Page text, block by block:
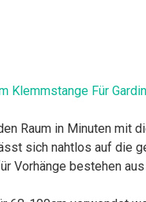
Klemmstange Für
Raum in Minuten
sich nahtlos auf die
Vorhänge bestehen